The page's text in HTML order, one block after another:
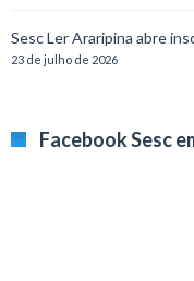
Sesc Ler Araripina abre
23 de julho de 2026
Facebook Sesc